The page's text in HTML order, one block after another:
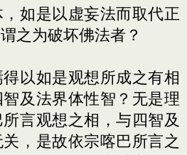
如是以虚妄法而取代正
之为破坏佛法者？
以如是观想所成之有相
及法界体性智？无是理
言观想之相，与四智及
，是故依宗喀巴所言之